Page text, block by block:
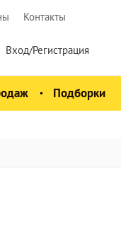
Контакты
Вход/Регистрация
Подборки